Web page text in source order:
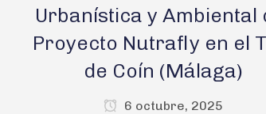
Urbanística y Ambiental
Proyecto Nutrafly en el
de Coín (Málaga)
6 octubre, 2025